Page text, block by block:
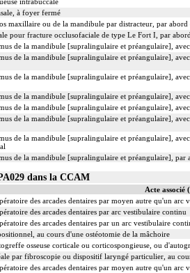
intrabuccale
à foyer fermé
maxillaire ou de la mandibule par distracteur, par abord
pour fracture occlusofaciale de type Le Fort I, par
de la mandibule [supralingulaire et préangulaire],
de la mandibule [supralingulaire et préangulaire],
de la mandibule [supralingulaire et préangulaire],
de la mandibule [supralingulaire et préangulaire],
de la mandibule [supralingulaire et préangulaire],
de la mandibule [supralingulaire et préangulaire],
de la mandibule [supralingulaire et préangulaire],
de la mandibule [supralingulaire et préangulaire], par
dans la CCAM
Acte associé
des arcades dentaires par moyen autre qu'un arc
des arcades dentaires par arc vestibulaire continu
des arcades dentaires par un arc vestibulaire
au cours d'une ostéotomie de la mâchoire
osseuse corticale ou corticospongieuse, ou
par fibroscopie ou dispositif laryngé particulier, au
des arcades dentaires par moyen autre qu'un arc